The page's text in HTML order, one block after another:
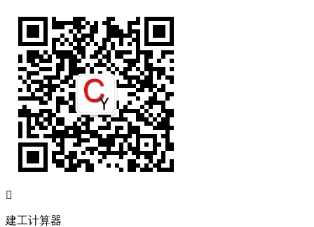

建工计算器